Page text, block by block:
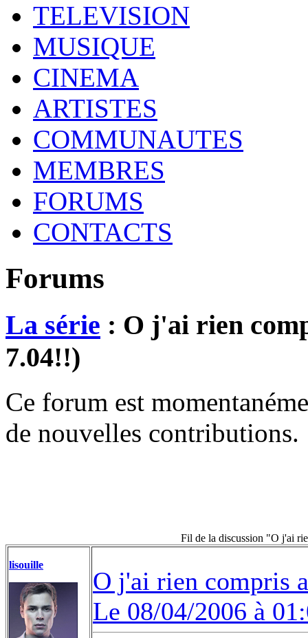
TELEVISION
MUSIQUE
CINEMA
ARTISTES
COMMUNAUTES
MEMBRES
FORUMS
CONTACTS
Forums
La série : O j'ai rien
7.04!!)
Ce forum est
de nouvelles contributions.
Fil de la discussion "O j'ai
lisouille
O j'ai rien compris
Le 08/04/2006 à